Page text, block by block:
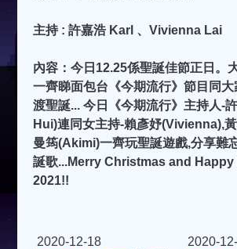
主持 : 許嘉浩 Karl 、Vivienna Lai
內容：今日12.25係聖誕佳節正日。
一齊睇面包台《今期流行》節目同
渡聖誕... 今日《今期流行》主持人-
Hui)連同女主持-賴彥妤(Vivienna),
曼筠(Akimi)一齊玩聖誕遊戲,分享難
誕歌...Merry Christmas and Happy
2021!!
2020-12-18 2020-